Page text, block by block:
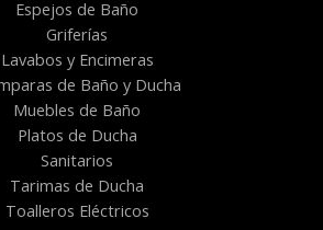
Espejos de Baño
Griferías
Lavabos y Encimeras
de Baño y Ducha
Muebles de Baño
Platos de Ducha
Sanitarios
Tarimas de Ducha
Toalleros Eléctricos